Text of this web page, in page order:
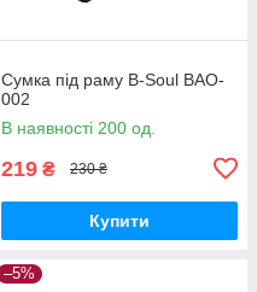
Сумка під раму B-Soul BAO-
002
В наявності 200 од.
219 ₴ 230 ₴
Купити
–5%